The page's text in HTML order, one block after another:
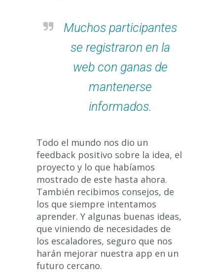
Muchos participantes
se registraron en la
web con ganas de
mantenerse
informados.
Todo el mundo nos dio un
feedback positivo sobre la idea, el
proyecto y lo que habíamos
mostrado de este hasta ahora.
También recibimos consejos, de
los que siempre intentamos
aprender. Y algunas buenas ideas,
que viniendo de necesidades de
los escaladores, seguro que nos
harán mejorar nuestra app en un
futuro cercano.